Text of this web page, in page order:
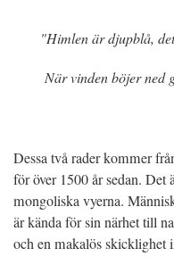
"Himlen är djupblå,
När vinden böjer ned
Dessa två rader kommer
för över 1500 år sedan. Det
mongoliska vyerna.
är kända för sin närhet till
och en makalös skicklighet